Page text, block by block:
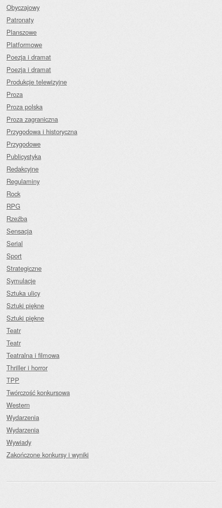
Obyczajowy
Patronaty
Planszowe
Platformowe
Poezja i dramat
Poezja i dramat
Produkcje telewizyjne
Proza
Proza polska
Proza zagraniczna
Przygodowa i historyczna
Przygodowe
Publicystyka
Redakcyjne
Regulaminy
Rock
RPG
Rzeźba
Sensacja
Serial
Sport
Strategiczne
Symulacje
Sztuka ulicy
Sztuki piękne
Sztuki piękne
Teatr
Teatr
Teatralna i filmowa
Thriller i horror
TPP
Twórczość konkursowa
Western
Wydarzenia
Wydarzenia
Wywiady
Zakończone konkursy i wyniki